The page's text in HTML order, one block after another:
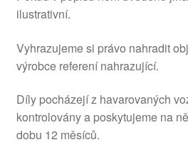
ilustrativní.
Vyhrazujeme si právo nahradit
výrobce referení nahrazující.
Díly pocházejí z havarovaných
kontrolovány a poskytujeme na
dobu 12 měsíců.